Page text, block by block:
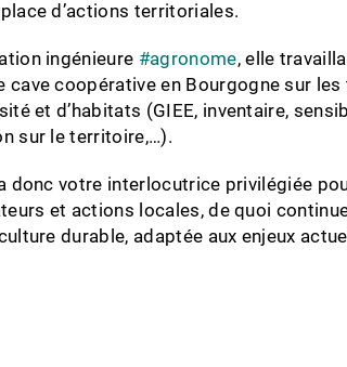
d’actions territoriales.
ingénieure #agronome, elle
cave coopérative en Bourgogne sur
et d’habitats (GIEE, inventaire,
sur le territoire,…).
donc votre interlocutrice privilégiée
et actions locales, de quoi
durable, adaptée aux enjeux